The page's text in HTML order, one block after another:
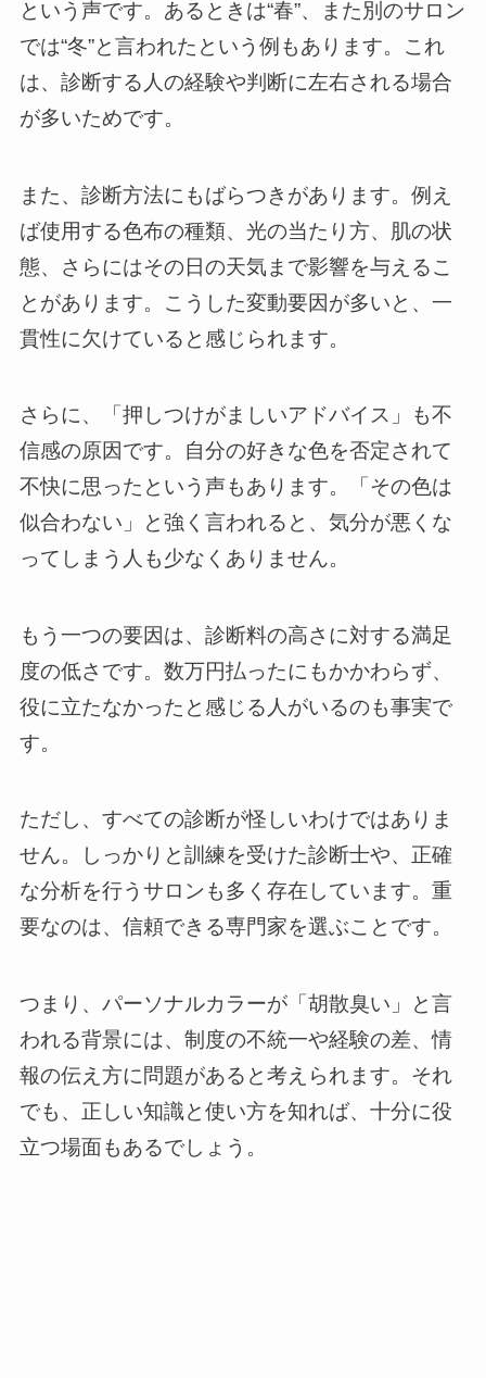
という声です。あるときは“春”、また別のサロン
では“冬”と言われたという例もあります。これ
は、診断する人の経験や判断に左右される場合
が多いためです。
また、診断方法にもばらつきがあります。例え
ば使用する色布の種類、光の当たり方、肌の状
態、さらにはその日の天気まで影響を与えるこ
とがあります。こうした変動要因が多いと、一
貫性に欠けていると感じられます。
さらに、「押しつけがましいアドバイス」も不
信感の原因です。自分の好きな色を否定されて
不快に思ったという声もあります。「その色は
似合わない」と強く言われると、気分が悪くな
ってしまう人も少なくありません。
もう一つの要因は、診断料の高さに対する満足
度の低さです。数万円払ったにもかかわらず、
役に立たなかったと感じる人がいるのも事実で
す。
ただし、すべての診断が怪しいわけではありま
せん。しっかりと訓練を受けた診断士や、正確
な分析を行うサロンも多く存在しています。重
要なのは、信頼できる専門家を選ぶことです。
つまり、パーソナルカラーが「胡散臭い」と言
われる背景には、制度の不統一や経験の差、情
報の伝え方に問題があると考えられます。それ
でも、正しい知識と使い方を知れば、十分に役
立つ場面もあるでしょう。